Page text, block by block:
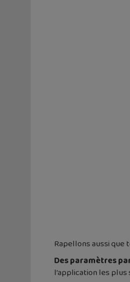
Rapellons aussi
Des paramètres
l’application les